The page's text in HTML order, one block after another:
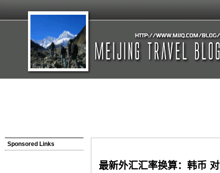
最新外汇汇率换算：韩币
Sponsored Links